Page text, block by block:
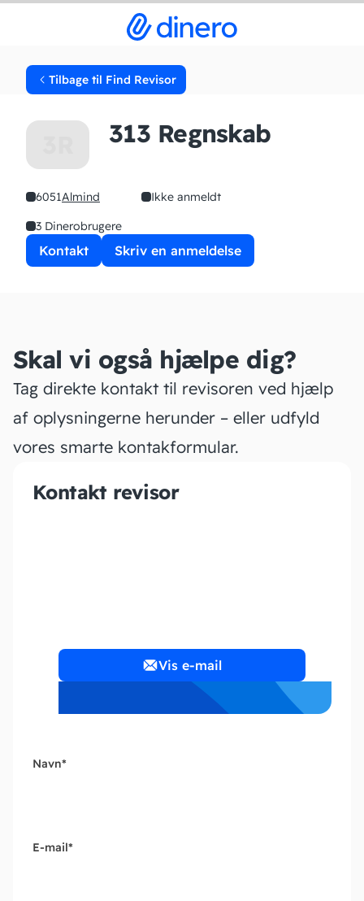
Tilbage til Find Revisor
313 Regnskab
6051Almind
Ikke anmeldt
3 Dinerobrugere
Kontakt Skriv en anmeldelse
Skal vi også hjælpe dig?
Tag direkte kontakt til revisoren ved hjælp
af oplysningerne herunder – eller udfyld
vores smarte kontakformular.
Kontakt revisor
Vis e-mail
Navn*
E-mail*